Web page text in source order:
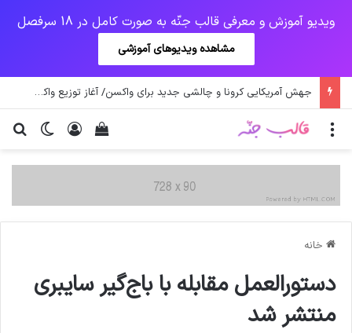
ویدیو آموزش و معرفی قالب جنّه به صورت کامل در 18 سرفصل
مشاهده ویدیوهای آموزشی
جهش آمریکایی کرونا و چالشی جدید برای واکسن/ آغاز توزیع واکسن از سوی اتحادیه کوواکس
تغییر ورود
دیدن سبد خرید منو
خانه
دستورالعمل مقابله با باج‌گیر سایبری
منتشر شد